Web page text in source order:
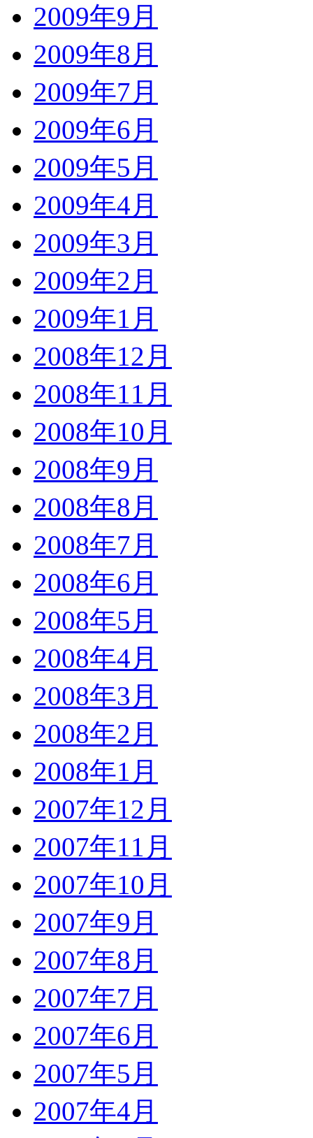
2009年9月
2009年8月
2009年7月
2009年6月
2009年5月
2009年4月
2009年3月
2009年2月
2009年1月
2008年12月
2008年11月
2008年10月
2008年9月
2008年8月
2008年7月
2008年6月
2008年5月
2008年4月
2008年3月
2008年2月
2008年1月
2007年12月
2007年11月
2007年10月
2007年9月
2007年8月
2007年7月
2007年6月
2007年5月
2007年4月